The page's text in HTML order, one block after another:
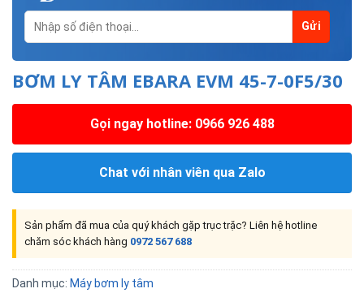
BƠM LY TÂM EBARA EVM 45-7-0F5/30
Gọi ngay hotline: 0966 926 488
Chat với nhân viên qua Zalo
Sản phẩm đã mua của quý khách gặp trục trặc? Liên hệ hotline
chăm sóc khách hàng 0972 567 688
Danh mục: Máy bơm ly tâm